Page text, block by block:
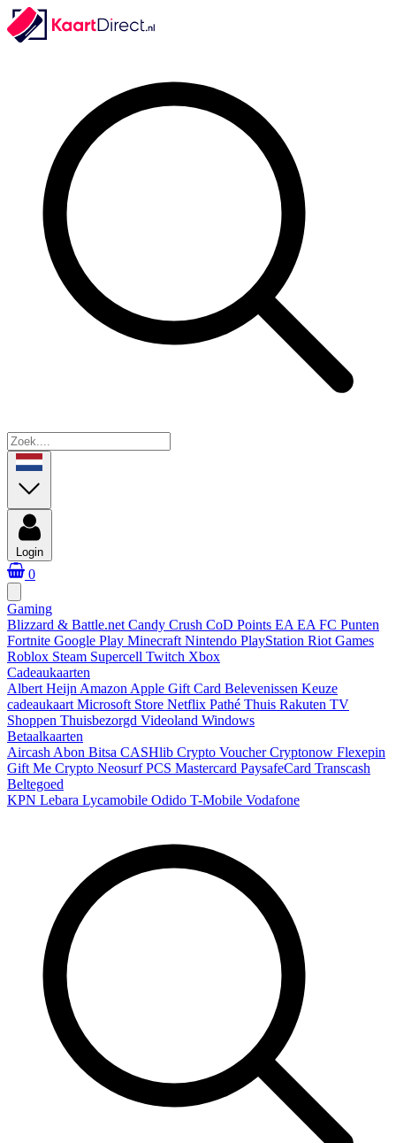
Login
0
Gaming
Blizzard & Battle.net Candy Crush CoD Points EA EA FC Punten
Fortnite Google Play Minecraft Nintendo PlayStation Riot Games
Roblox Steam Supercell Twitch Xbox
Cadeaukaarten
Albert Heijn Amazon Apple Gift Card Belevenissen Keuze
cadeaukaart Microsoft Store Netflix Pathé Thuis Rakuten TV
Shoppen Thuisbezorgd Videoland Windows
Betaalkaarten
Aircash Abon Bitsa CASHlib Crypto VoucherCryptonow Flexepin
Gift Me Crypto NeosurfPCS Mastercard PaysafeCard Transcash
Beltegoed
KPN Lebara Lycamobile Odido T-Mobile Vodafone